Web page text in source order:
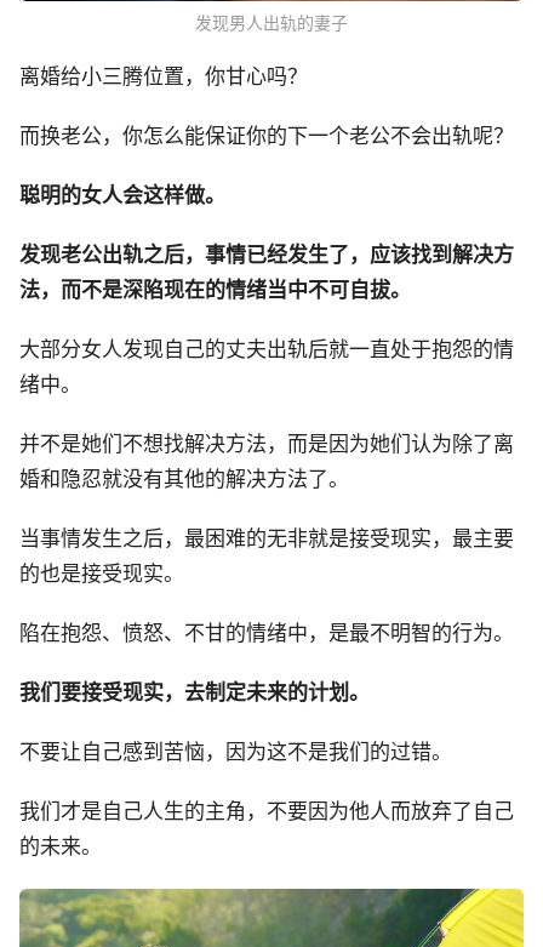
发现男人出轨的妻子
离婚给小三腾位置，你甘心吗？
而换老公，你怎么能保证你的下一个老公不会出轨呢？
聪明的女人会这样做。
发现老公出轨之后，事情已经发生了，应该找到解决方
法，而不是深陷现在的情绪当中不可自拔。
大部分女人发现自己的丈夫出轨后就一直处于抱怨的情
绪中。
并不是她们不想找解决方法，而是因为她们认为除了离
婚和隐忍就没有其他的解决方法了。
当事情发生之后，最困难的无非就是接受现实，最主要
的也是接受现实。
陷在抱怨、愤怒、不甘的情绪中，是最不明智的行为。
我们要接受现实，去制定未来的计划。
不要让自己感到苦恼，因为这不是我们的过错。
我们才是自己人生的主角，不要因为他人而放弃了自己
的未来。